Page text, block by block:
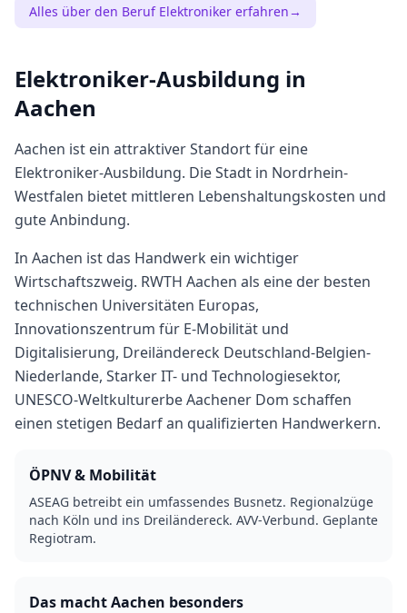
Alles über den Beruf Elektroniker erfahren→
Elektroniker-Ausbildung in
Aachen
Aachen ist ein attraktiver Standort für eine
Elektroniker-Ausbildung. Die Stadt in Nordrhein-
Westfalen bietet mittleren Lebenshaltungskosten und
gute Anbindung.
In Aachen ist das Handwerk ein wichtiger
Wirtschaftszweig. RWTH Aachen als eine der besten
technischen Universitäten Europas,
Innovationszentrum für E-Mobilität und
Digitalisierung, Dreiländereck Deutschland-Belgien-
Niederlande, Starker IT- und Technologiesektor,
UNESCO-Weltkulturerbe Aachener Dom schaffen
einen stetigen Bedarf an qualifizierten Handwerkern.
ÖPNV & Mobilität
ASEAG betreibt ein umfassendes Busnetz. Regionalzüge
nach Köln und ins Dreiländereck. AVV-Verbund. Geplante
Regiotram.
Das machtAachen besonders